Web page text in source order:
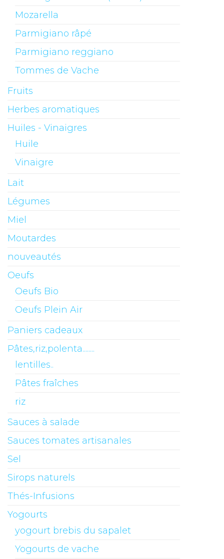
Mozarella
Parmigiano râpé
Parmigiano reggiano
Tommes de Vache
Fruits
Herbes aromatiques
Huiles - Vinaigres
Huile
Vinaigre
Lait
Légumes
Miel
Moutardes
nouveautés
Oeufs
Oeufs Bio
Oeufs Plein Air
Paniers cadeaux
Pâtes,riz,polenta........
lentilles..
Pâtes fraîches
riz
Sauces à salade
Sauces tomates artisanales
Sel
Sirops naturels
Thés-Infusions
Yogourts
yogourt brebis du sapalet
Yogourts de vache